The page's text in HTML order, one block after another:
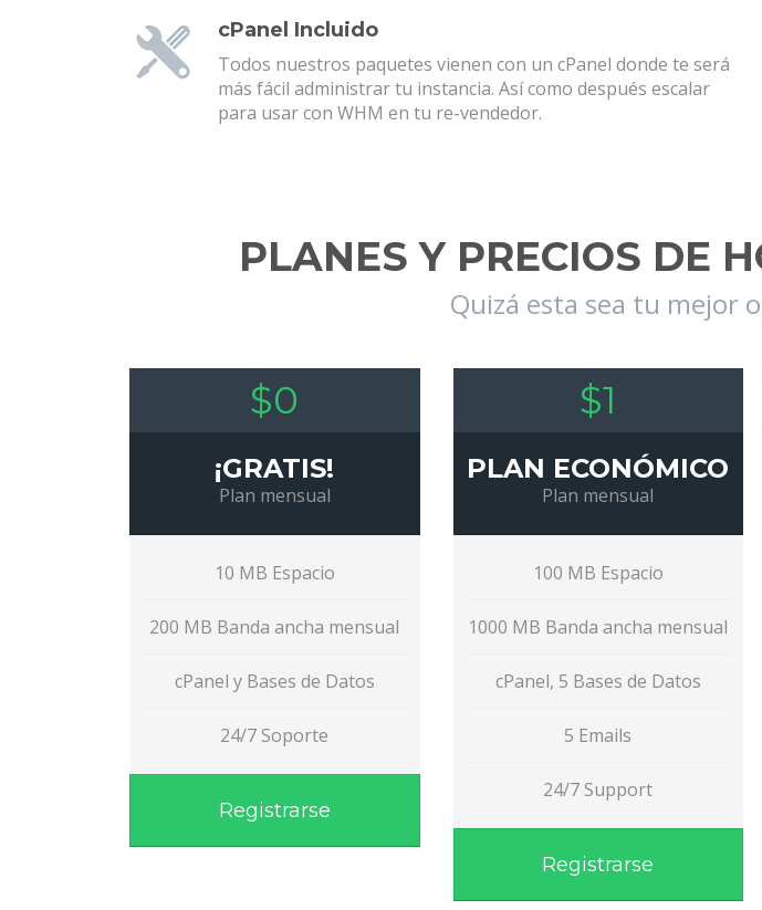
cPanel Incluido
Todos nuestros paquetes vienen con un cPanel donde te será
más fácil administrar tu instancia. Así como después escalar
para usar con WHM en tu re-vendedor.
PLANES Y PRECIOS DE
Quizá esta sea tu mejor
$0
¡GRATIS!
Plan mensual
10 MB Espacio
200 MB Banda ancha mensual
cPanel y Bases de Datos
24/7 Soporte
Registrarse
$1
PLAN ECONÓMICO
Plan mensual
100 MB Espacio
1000 MB Banda ancha mensual
cPanel, 5 Bases de Datos
5 Emails
24/7 Support
Registrarse